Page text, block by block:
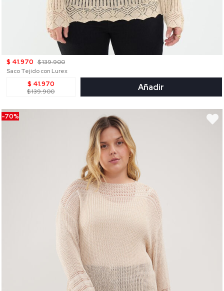
$ 41.970 $ 139.900
Saco Tejido con Lurex
$ 41.970
$ 139.900 Añadir
-70%